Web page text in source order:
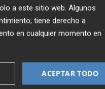
1
de hace doce
de
a este sitio web. Algunos
tiene derecho a
en cualquier momento en
ACEPTAR TODO